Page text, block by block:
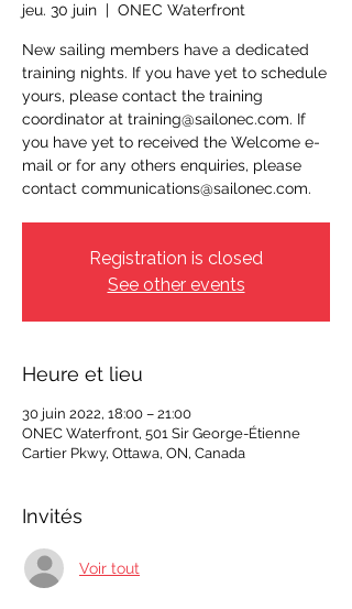
jeu. 30 juin
  |
ONEC Waterfront
New sailing members have a dedicated
training nights. If you have yet to schedule
yours, please contact the training
coordinator at training@sailonec.com. If
you have yet to received the Welcome e-
mail or for any others enquiries, please
contact communications@sailonec.com.
Registration is closed
See other events
Heure et lieu
30 juin 2022, 18:00 – 21:00
ONEC Waterfront, 501 Sir George-Étienne
Cartier Pkwy, Ottawa, ON, Canada
Invités
Voir tout